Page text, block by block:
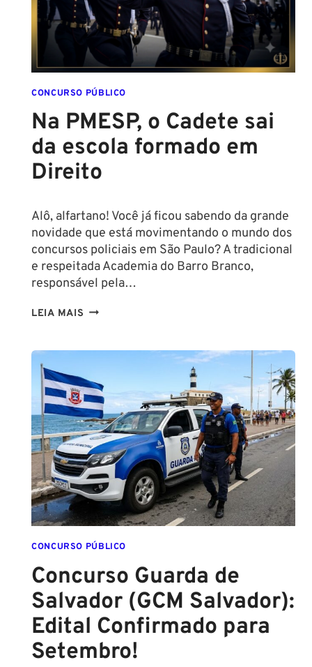
ALTURA
MÍNIMA
PARA
CONCURSO
POLICIAL:
CONCURSO PÚBLICO
Na PMESP, o Cadete sai
da escola formado em
Direito
Alô, alfartano! Você já ficou sabendo da grande
novidade que está movimentando o mundo dos
concursos policiais em São Paulo? A tradicional
e respeitada Academia do Barro Branco,
responsável pela…
LEIA MAIS NA
SAI
DA
ESCOLA
FORMADO
EM
DIREITO
CONCURSO PÚBLICO
Concurso Guarda de
Salvador (GCM Salvador):
Edital Confirmado para
Setembro!